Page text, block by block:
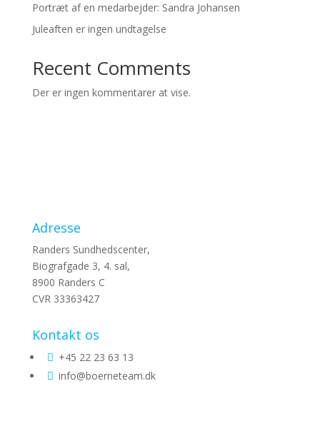
Portræt af en medarbejder: Sandra Johansen
Juleaften er ingen undtagelse
Recent Comments
Der er ingen kommentarer at vise.
Adresse
Randers Sundhedscenter,
Biografgade 3, 4. sal,
8900 Randers C
CVR 33363427
Kontakt os
 +45 22 23 63 13
 info@boerneteam.dk